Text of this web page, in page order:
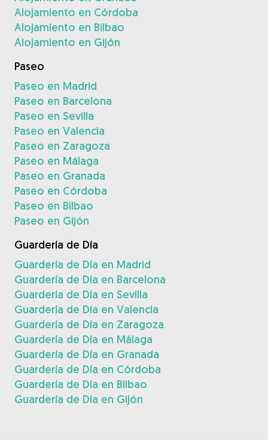
Alojamiento en Córdoba
Alojamiento en Bilbao
Alojamiento en Gijón
Paseo
Paseo en Madrid
Paseo en Barcelona
Paseo en Sevilla
Paseo en Valencia
Paseo en Zaragoza
Paseo en Málaga
Paseo en Granada
Paseo en Córdoba
Paseo en Bilbao
Paseo en Gijón
Guardería de Día
Guardería de Día en Madrid
Guardería de Día en Barcelona
Guardería de Día en Sevilla
Guardería de Día en Valencia
Guardería de Día en Zaragoza
Guardería de Día en Málaga
Guardería de Día en Granada
Guardería de Día en Córdoba
Guardería de Día en Bilbao
Guardería de Día en Gijón